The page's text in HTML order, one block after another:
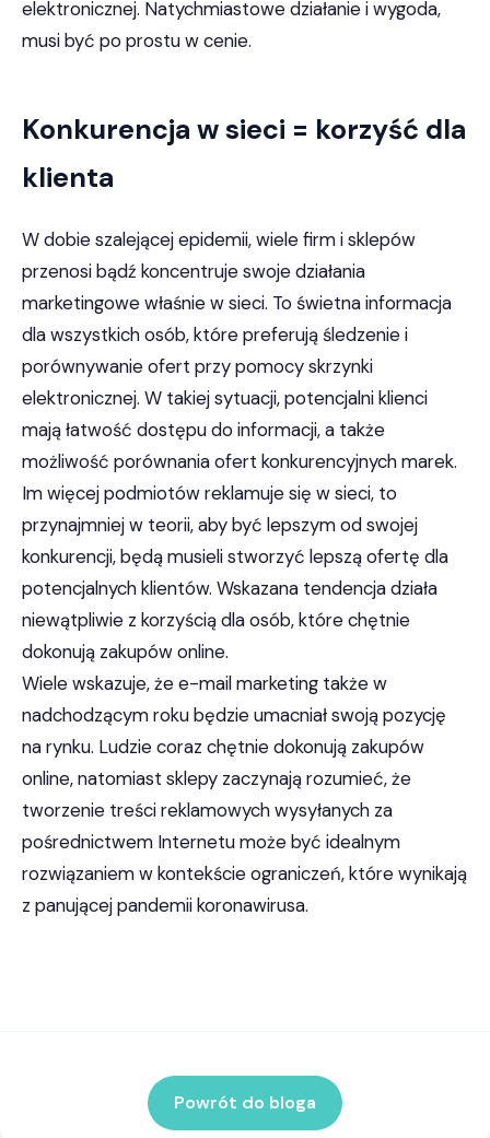
elektronicznej. Natychmiastowe działanie i wygoda,
musi być po prostu w cenie.
Konkurencja w sieci = korzyść dla
klienta
W dobie szalejącej epidemii, wiele firm i sklepów
przenosi bądź koncentruje swoje działania
marketingowe właśnie w sieci. To świetna informacja
dla wszystkich osób, które preferują śledzenie i
porównywanie ofert przy pomocy skrzynki
elektronicznej. W takiej sytuacji, potencjalni klienci
mają łatwość dostępu do informacji, a także
możliwość porównania ofert konkurencyjnych marek.
Im więcej podmiotów reklamuje się w sieci, to
przynajmniej w teorii, aby być lepszym od swojej
konkurencji, będą musieli stworzyć lepszą ofertę dla
potencjalnych klientów. Wskazana tendencja działa
niewątpliwie z korzyścią dla osób, które chętnie
dokonują zakupów online.
Wiele wskazuje, że e-mail marketing także w
nadchodzącym roku będzie umacniał swoją pozycję
na rynku. Ludzie coraz chętnie dokonują zakupów
online, natomiast sklepy zaczynają rozumieć, że
tworzenie treści reklamowych wysyłanych za
pośrednictwem Internetu może być idealnym
rozwiązaniem w kontekście ograniczeń, które wynikają
z panującej pandemii koronawirusa.
Powrót do bloga